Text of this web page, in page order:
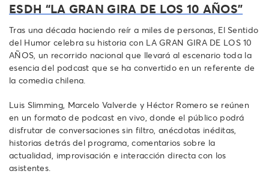
ESDH “LA GRAN GIRA DE LOS 10 AÑOS”
Tras una década haciendo reír a miles de personas, El Sentido
del Humor celebra su historia con LA GRAN GIRA DE LOS 10
AÑOS, un recorrido nacional que llevará al escenario toda la
esencia del podcast que se ha convertido en un referente de
la comedia chilena.
Luis Slimming, Marcelo Valverde y Héctor Romero se reúnen
en un formato de podcast en vivo, donde el público podrá
disfrutar de conversaciones sin filtro, anécdotas inéditas,
historias detrás del programa, comentarios sobre la
actualidad, improvisación e interacción directa con los
asistentes.